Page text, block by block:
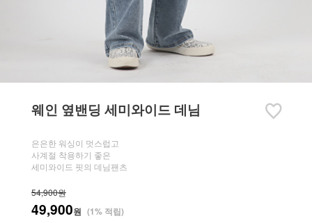
웨인 옆밴딩 세미와이드 데님
은은한 워싱이 멋스럽고
사계절 착용하기 좋은
세미와이드 핏의 데님팬츠
54,900원
49,900원 (1% 적립)